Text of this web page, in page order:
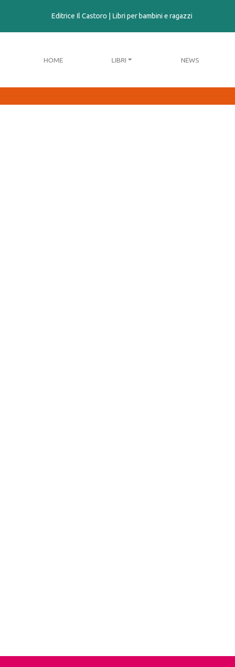
Editrice Il Castoro | Libri per bambini e ragazzi
HOME LIBRI NEWS